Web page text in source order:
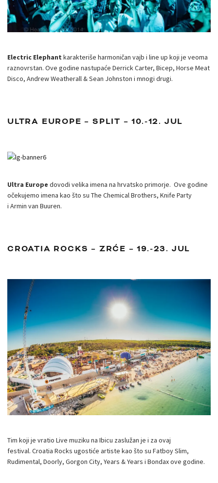
Electric Elephant karakteriše harmoničan vajb i line up koji je veoma
raznovrstan. Ove godine nastupaće Derrick Carter, Bicep, Horse Meat
Disco, Andrew Weatherall & Sean Johnston i mnogi drugi.
ULTRA EUROPE – SPLIT – 10.-12. JUL
Ultra Europe dovodi velika imena na hrvatsko primorje. Ove godine
očekujemo imena kao što su The Chemical Brothers, Knife Party
i Armin van Buuren.
CROATIA ROCKS – ZRĆE – 19.-23. JUL
Tim koji je vratio Live muziku na Ibicu zaslužan je i za ovaj
festival. Croatia Rocks ugostiće artiste kao što su Fatboy Slim,
Rudimental, Doorly, Gorgon City, Years & Years i Bondax ove godine.